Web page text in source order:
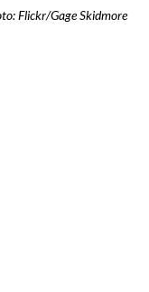
Flickr/Gage Skidmore